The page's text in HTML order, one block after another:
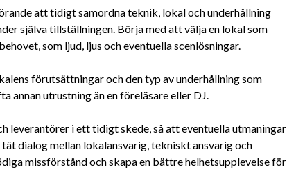
att tidigt samordna teknik, lokal och underhållning
själva tillställningen. Börja med att välja en lokal som
som ljud, ljus och eventuella scenlösningar.
förutsättningar och den typ av underhållning som
annan utrustning än en föreläsare eller DJ.
leverantörer i ett tidigt skede, så att eventuella utmaningar
tät dialog mellan lokalansvarig, tekniskt ansvarig och
missförstånd och skapa en bättre helhetsupplevelse för